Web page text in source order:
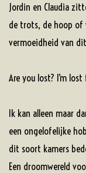
Jordin en Claudia
de trots, de hoop of
vermoeidheid van
Are you lost? I’m
Ik kan alleen maar
een ongelofelijke
dit soort kamers
Een droomwereld